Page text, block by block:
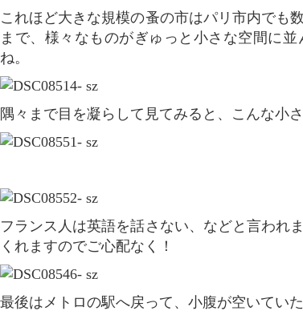
これほど大きな規模の蚤の市はパリ市内でも数えるほどしかありません。小物からお洋服
まで、様々なものがぎゅっと小さな空間に
ね。
隅々まで目を凝らして見てみると、こんな
フランス人は英語を話さない、などと言われますが、ほとんどの店員さんが英語で話して
くれますのでご心配なく！
最後はメトロの駅へ戻って、小腹が空いてい